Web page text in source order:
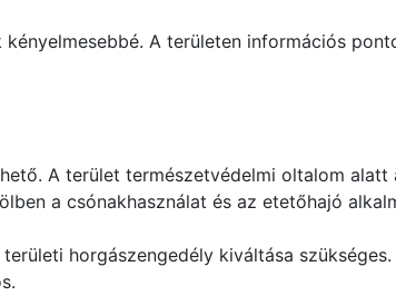
A területen információs
A terület természetvédelmi oltalom
a csónakhasználat és az etetőhajó
horgászengedély kiváltása